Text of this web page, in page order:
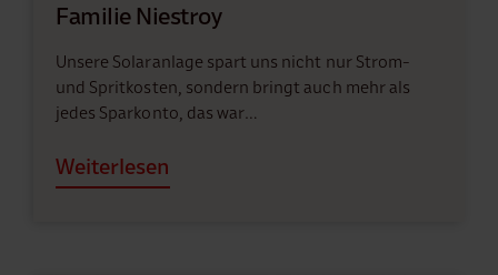
Familie Niestroy
Unsere Solaranlage spart uns nicht nur Strom-
und Spritkosten, sondern bringt auch mehr als
jedes Sparkonto, das war…
Weiterlesen